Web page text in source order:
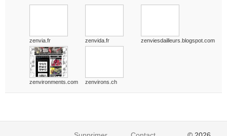
zenvia.fr zenvida.fr zenviesdailleurs.blogspot.com
zenvironments.com zenvirons.ch